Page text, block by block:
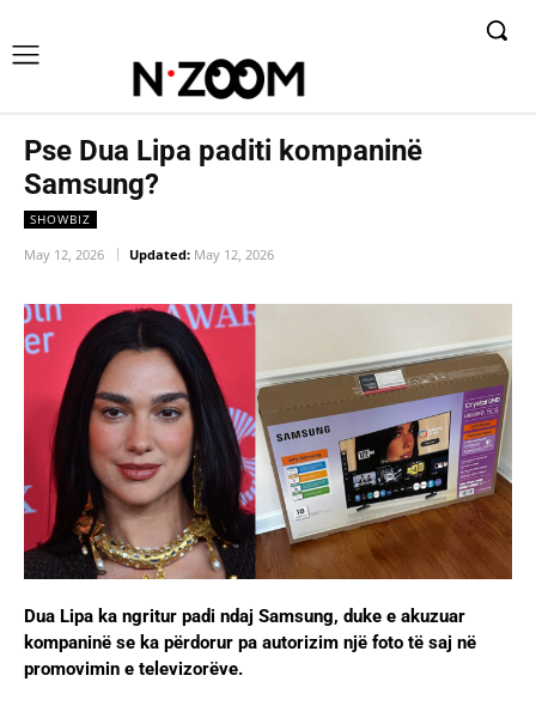
Pse Dua Lipa paditi kompaninë
Samsung?
SHOWBIZ
May 12, 2026 Updated: May 12, 2026
Dua Lipa ka ngritur padi ndaj Samsung, duke e akuzuar
kompaninë se ka përdorur pa autorizim një foto të saj në
promovimin e televizorëve.